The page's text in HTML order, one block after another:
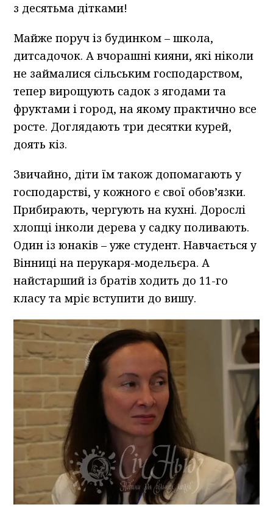
з десятьма дітками!
Майже поруч із будинком – школа,
дитсадочок. А вчорашні кияни, які ніколи
не займалися сільським господарством,
тепер вирощують садок з ягодами та
фруктами і город, на якому практично все
росте. Доглядають три десятки курей,
доять кіз.
Звичайно, діти їм також допомагають у
господарстві, у кожного є свої обов’язки.
Прибирають, чергують на кухні. Дорослі
хлопці інколи дерева у садку поливають.
Один із юнаків – уже студент. Навчається у
Вінниці на перукаря-модельєра. А
найстарший із братів ходить до 11-го
класу та мріє вступити до вишу.